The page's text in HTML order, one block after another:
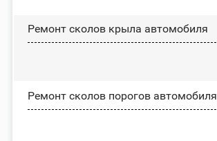
Ремонт сколов крыла автомобиля
Ремонт сколов порогов автомобиля